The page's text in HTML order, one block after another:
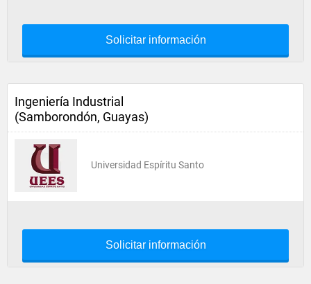
Solicitar información
Ingeniería Industrial
(Samborondón, Guayas)
Universidad Espíritu Santo
Solicitar información